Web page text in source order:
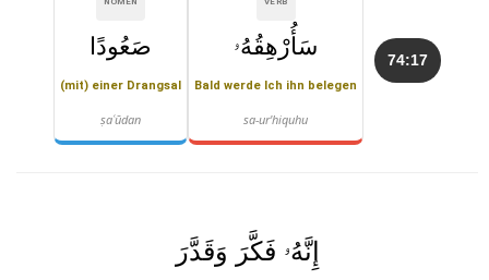
74:17 سَأُرْهِقُهُۥ
Bald werde Ich ihn belegen
sa-ur'hiquhu
صَعُودًا
(mit) einer Drangsal
ṣaʿūdan
إِنَّهُۥ فَكَّرَ وَقَدَّرَ